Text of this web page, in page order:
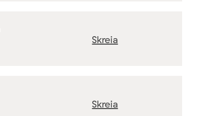
Skreia
Skreia